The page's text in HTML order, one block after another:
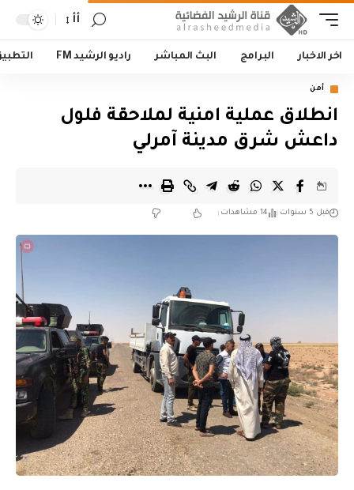
أأ
اخر الاخبار البرامج البث المباشر راديو الرشيد FM
أمن
انطلاق عملية امنية لملاحقة فلول
داعش شرق مدينة آمرلي
قبل 5 سنوات 14 مشاهدات